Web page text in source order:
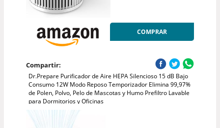
COMPRAR
Compartir:
Dr.Prepare Purificador de Aire HEPA Silencioso 15 dB Bajo
Consumo 12W Modo Reposo Temporizador Elimina 99,97%
de Polen, Polvo, Pelo de Mascotas y Humo Prefiltro Lavable
para Dormitorios y Oficinas